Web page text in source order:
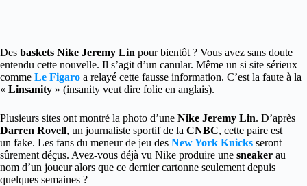
Des baskets Nike Jeremy Lin pour bientôt ? Vous avez sans doute
entendu cette nouvelle. Il s’agit d’un canular. Même un si site sérieux
comme Le Figaro a relayé cette fausse information. C’est la faute à la
« Linsanity » (insanity veut dire folie en anglais).
Plusieurs sites ont montré la photo d’une Nike Jeremy Lin. D’après
Darren Rovell, un journaliste sportif de la CNBC, cette paire est
un fake. Les fans du meneur de jeu des New York Knicks seront
sûrement déçus. Avez-vous déjà vu Nike produire une sneaker au
nom d’un joueur alors que ce dernier cartonne seulement depuis
quelques semaines ?